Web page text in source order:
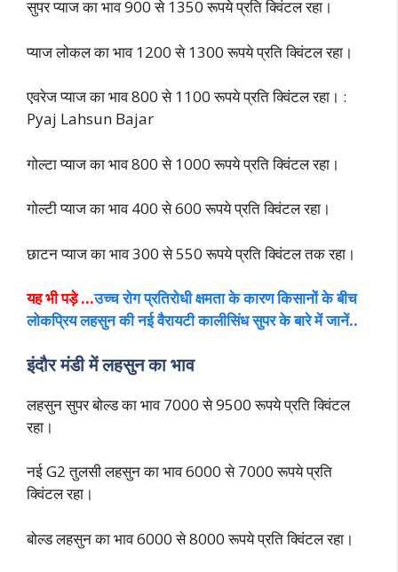
सुपर प्याज का भाव 900 से 1350 रूपये प्रति क्विंटल रहा।
प्याज लोकल का भाव 1200 से 1300 रूपये प्रति क्विंटल रहा।
एवरेज प्याज का भाव 800 से 1100 रूपये प्रति क्विंटल रहा। :
Pyaj Lahsun Bajar
गोल्टा प्याज का भाव 800 से 1000 रूपये प्रति क्विंटल रहा।
गोल्टी प्याज का भाव 400 से 600 रूपये प्रति क्विंटल रहा।
छाटन प्याज का भाव 300 से 550 रूपये प्रति क्विंटल तक रहा।
यह भी पड़े …उच्च रोग प्रतिरोधी क्षमता के कारण किसानों के बीच
लोकप्रिय लहसुन की नई वैरायटी कालीसिंध सुपर के बारे में जानें..
इंदौर मंडी में लहसुन का भाव
लहसुन सुपर बोल्ड का भाव 7000 से 9500 रूपये प्रति क्विंटल
रहा।
नई G2 तुलसी लहसुन का भाव 6000 से 7000 रूपये प्रति
क्विंटल रहा।
बोल्ड लहसुन का भाव 6000 से 8000 रूपये प्रति क्विंटल रहा।